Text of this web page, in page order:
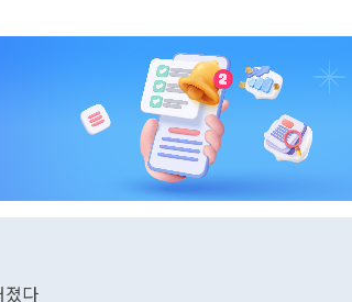
졌다